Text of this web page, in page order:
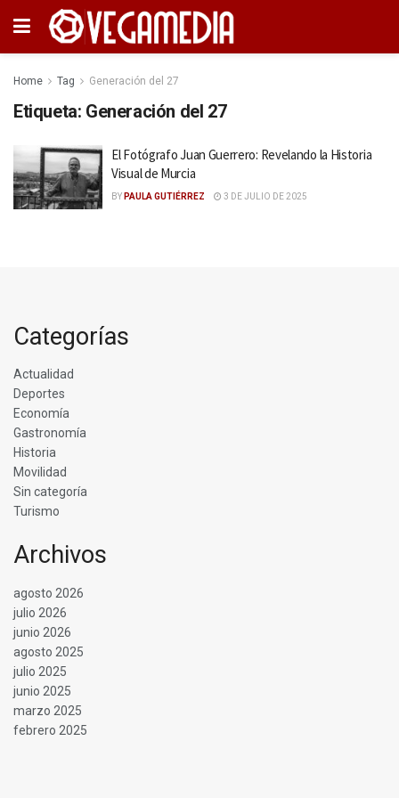
Home Tag Generación del 27
Etiqueta: Generación del 27
El Fotógrafo Juan Guerrero: Revelando la Historia
Visual de Murcia
BY PAULA GUTIÉRREZ 3 DE JULIO DE 2025
Categorías
Actualidad
Deportes
Economía
Gastronomía
Historia
Movilidad
Sin categoría
Turismo
Archivos
agosto 2026
julio 2026
junio 2026
agosto 2025
julio 2025
junio 2025
marzo 2025
febrero 2025